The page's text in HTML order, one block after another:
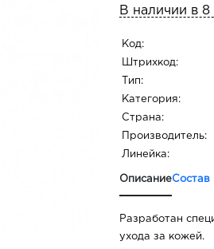
В наличии в 8
Код:
Штрихкод:
Тип:
Категория:
Страна:
Производитель:
Линейка:
ОписаниеСостав
Разработан
ухода за кожей.